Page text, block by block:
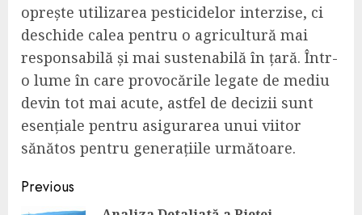
oprește utilizarea pesticidelor interzise, ci
deschide calea pentru o agricultură mai
responsabilă și mai sustenabilă în țară. Într-
o lume în care provocările legate de mediu
devin tot mai acute, astfel de decizii sunt
esențiale pentru asigurarea unui viitor
sănătos pentru generațiile următoare.
Continue
Previous